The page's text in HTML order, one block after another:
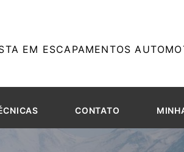
EM ESCAPAMENTOS
CONTATO